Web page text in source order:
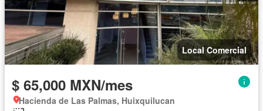
Local Comercial
$ 65,000 MXN/mes
Hacienda de Las Palmas, Huixquilucan